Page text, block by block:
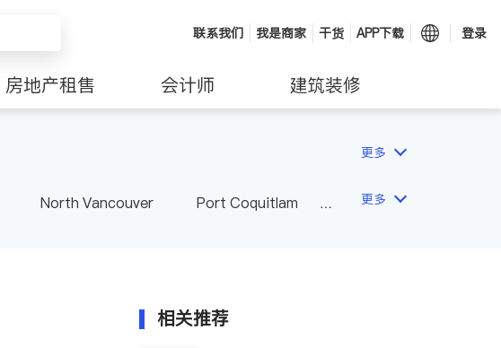
联系我们 我是商家 干货 APP下载 登录
房地产租售 会计师 建筑装修
更多
North Vancouver
Port Coquitlam
更多
相关推荐